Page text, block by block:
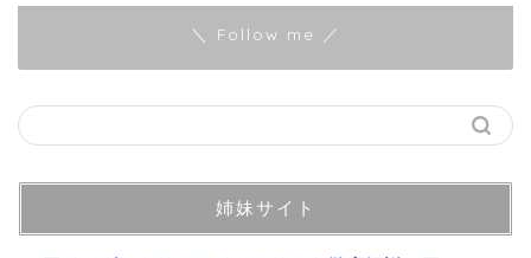
＼ Follow me ／
姉妹サイト